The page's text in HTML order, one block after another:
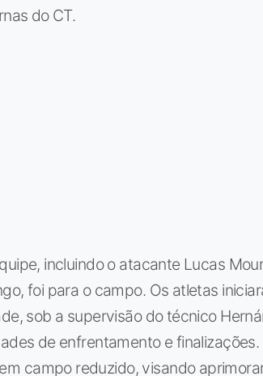
do CT.
incluindo o atacante Lucas
foi para o campo. Os atletas
sob a supervisão do técnico
de enfrentamento e
campo reduzido, visando